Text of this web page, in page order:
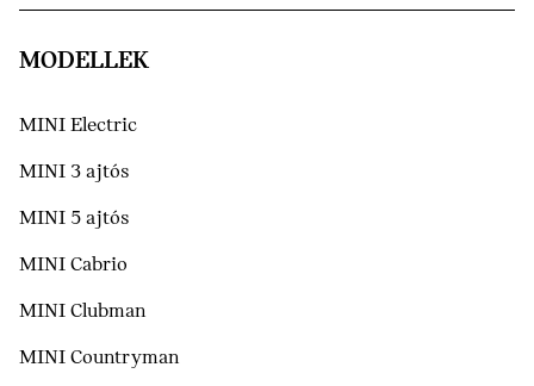
MODELLEK
MINI Electric
MINI 3 ajtós
MINI 5 ajtós
MINI Cabrio
MINI Clubman
MINI Countryman